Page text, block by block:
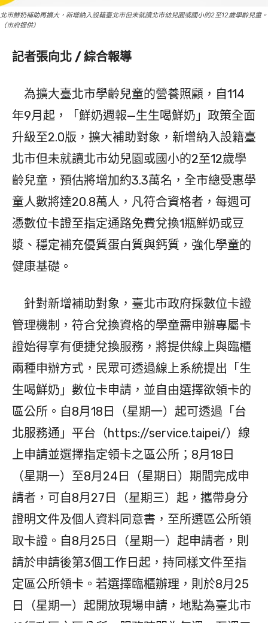
北市鮮奶補助再擴大，新增納入設籍臺北市但未就讀北市幼兒園或國小的2至12歲學齡兒童。
（市府提供）
記者張向北 / 綜合報導
為擴大臺北市學齡兒童的營養照顧，自114
年9月起，「鮮奶週報—生生喝鮮奶」政策全面
升級至2.0版，擴大補助對象，新增納入設籍臺
北市但未就讀北市幼兒園或國小的2至12歲學
齡兒童，預估將增加約3.3萬名，全市總受惠學
童人數將達20.8萬人，凡符合資格者，每週可
憑數位卡證至指定通路免費兌換1瓶鮮奶或豆
漿、穩定補充優質蛋白質與鈣質，強化學童的
健康基礎。
針對新增補助對象，臺北市政府採數位卡證
管理機制，符合兌換資格的學童需申辦專屬卡
證始得享有便捷兌換服務，將提供線上與臨櫃
兩種申辦方式，民眾可透過線上系統提出「生
生喝鮮奶」數位卡申請，並自由選擇欲領卡的
區公所。自8月18日（星期一）起可透過「台
北服務通」平台（https://service.taipei/）線
上申請並選擇指定領卡之區公所；8月18日
（星期一）至8月24日（星期日）期間完成申
請者，可自8月27日（星期三）起，攜帶身分
證明文件及個人資料同意書，至所選區公所領
取卡證。自8月25日（星期一）起申請者，則
請於申請後第3個工作日起，持同樣文件至指
定區公所領卡。若選擇臨櫃辦理，則於8月25
日（星期一）起開放現場申請，地點為臺北市